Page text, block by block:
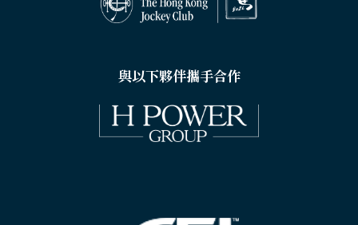
與以下夥伴攜手合作